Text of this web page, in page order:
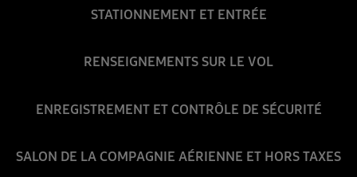
STATIONNEMENT ET ENTRÉE
RENSEIGNEMENTS SUR LE VOL
ENREGISTREMENT ET CONTRÔLE DE SÉCURITÉ
SALON DE LA COMPAGNIE AÉRIENNE ET HORS TAXES